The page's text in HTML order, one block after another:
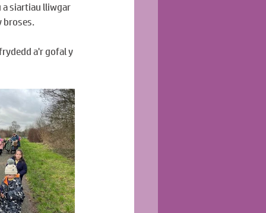
a siartiau lliwgar
broses.
a'r gofal y